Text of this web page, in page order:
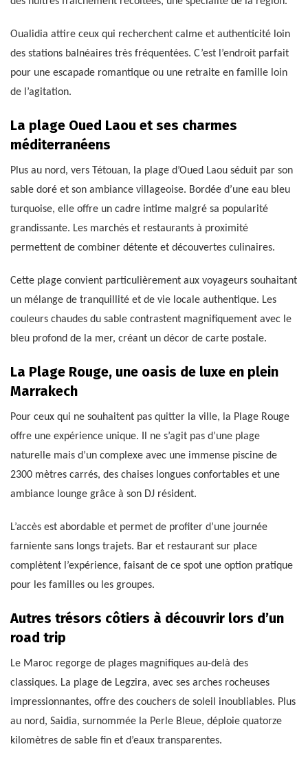
Oualidia attire ceux qui recherchent calme et authenticité loin
des stations balnéaires très fréquentées. C’est l’endroit parfait
pour une escapade romantique ou une retraite en famille loin
de l’agitation.
La plage Oued Laou et ses charmes
méditerranéens
Plus au nord, vers Tétouan, la plage d’Oued Laou séduit par son
sable doré et son ambiance villageoise. Bordée d’une eau bleu
turquoise, elle offre un cadre intime malgré sa popularité
grandissante. Les marchés et restaurants à proximité
permettent de combiner détente et découvertes culinaires.
Cette plage convient particulièrement aux voyageurs souhaitant
un mélange de tranquillité et de vie locale authentique. Les
couleurs chaudes du sable contrastent magnifiquement avec le
bleu profond de la mer, créant un décor de carte postale.
La Plage Rouge, une oasis de luxe en plein
Marrakech
Pour ceux qui ne souhaitent pas quitter la ville, la Plage Rouge
offre une expérience unique. Il ne s’agit pas d’une plage
naturelle mais d’un complexe avec une immense piscine de
2300 mètres carrés, des chaises longues confortables et une
ambiance lounge grâce à son DJ résident.
L’accès est abordable et permet de profiter d’une journée
farniente sans longs trajets. Bar et restaurant sur place
complètent l’expérience, faisant de ce spot une option pratique
pour les familles ou les groupes.
Autres trésors côtiers à découvrir lors d’un
road trip
Le Maroc regorge de plages magnifiques au-delà des
classiques. La plage de Legzira, avec ses arches rocheuses
impressionnantes, offre des couchers de soleil inoubliables. Plus
au nord, Saidia, surnommée la Perle Bleue, déploie quatorze
kilomètres de sable fin et d’eaux transparentes.